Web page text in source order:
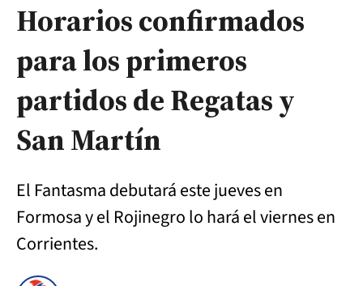
Horarios confirmados
para los primeros
partidos de Regatas y
San Martín
El Fantasma debutará este jueves en
Formosa y el Rojinegro lo hará el viernes en
Corrientes.